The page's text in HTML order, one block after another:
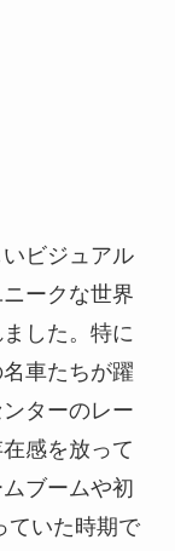
ビジュアル
ークな世界
した。特に
車たちが躍
ターのレー
感を放って
ブームや初
ていた時期で